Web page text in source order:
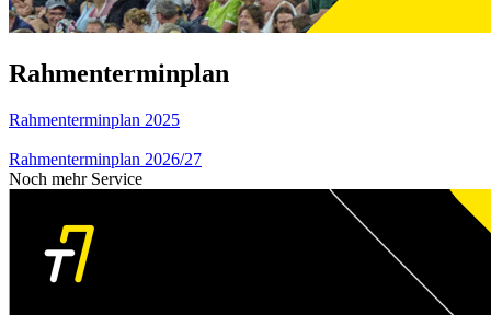
Rahmenterminplan
Rahmenterminplan 2025
Rahmenterminplan 2026/27
Noch mehr Service